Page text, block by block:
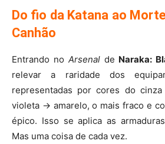
Do fio da Katana ao
Canhão
Entrando no Arsenalde Naraka:
relevar a raridade dos
representadas por cores do
violeta -> amarelo, o mais fraco e
épico. Isso se aplica as
Mas uma coisa de cada vez.